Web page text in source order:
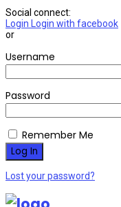
Social connect:
Login
Login with facebook
or
Username
Password
Remember Me
Lost your password?